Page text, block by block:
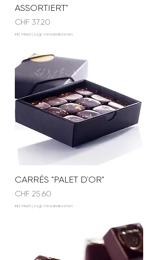
ASSORTIERT"
Preis
CHF 37.20
inkl. MwSt | zzgl. Versandkosten
CARRÉS "PALET D`OR"
Preis
CHF 25.60
inkl. MwSt | zzgl. Versandkosten